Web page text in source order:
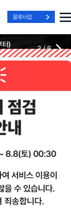
물류사업
터)
2026-07-13
3/6
리무진
이용 혜택